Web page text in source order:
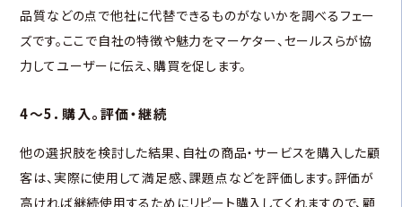
品質などの点で他社に代替できるものがないかを調べるフェー
ズです。ここで自社の特徴や魅力をマーケター、セールスらが協
力してユーザーに伝え、購買を促します。
4～5．購入。評価・継続
他の選択肢を検討した結果、自社の商品・サービスを購入した顧
客は、実際に使用して満足感、課題点などを評価します。評価が
高ければ継続使用するためにリピート購入してくれますので、顧